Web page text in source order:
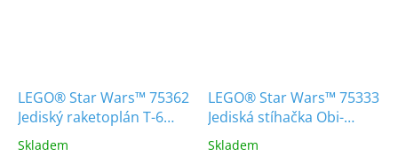
LEGO® Star Wars™ 75362
Jediský raketoplán T-6
Ahsoky Tano
Skladem
LEGO® Star Wars™ 75333
Jediská stíhačka Obi-
Wana Kenobiho
Skladem